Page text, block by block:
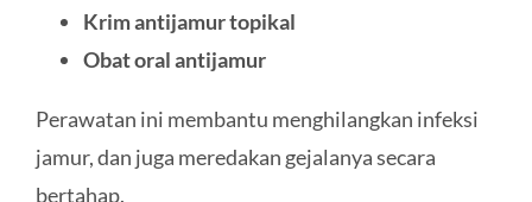
Krim antijamur topikal
Obat oral antijamur
Perawatan ini membantu menghilangkan infeksi
jamur, dan juga meredakan gejalanya secara
bertahap.